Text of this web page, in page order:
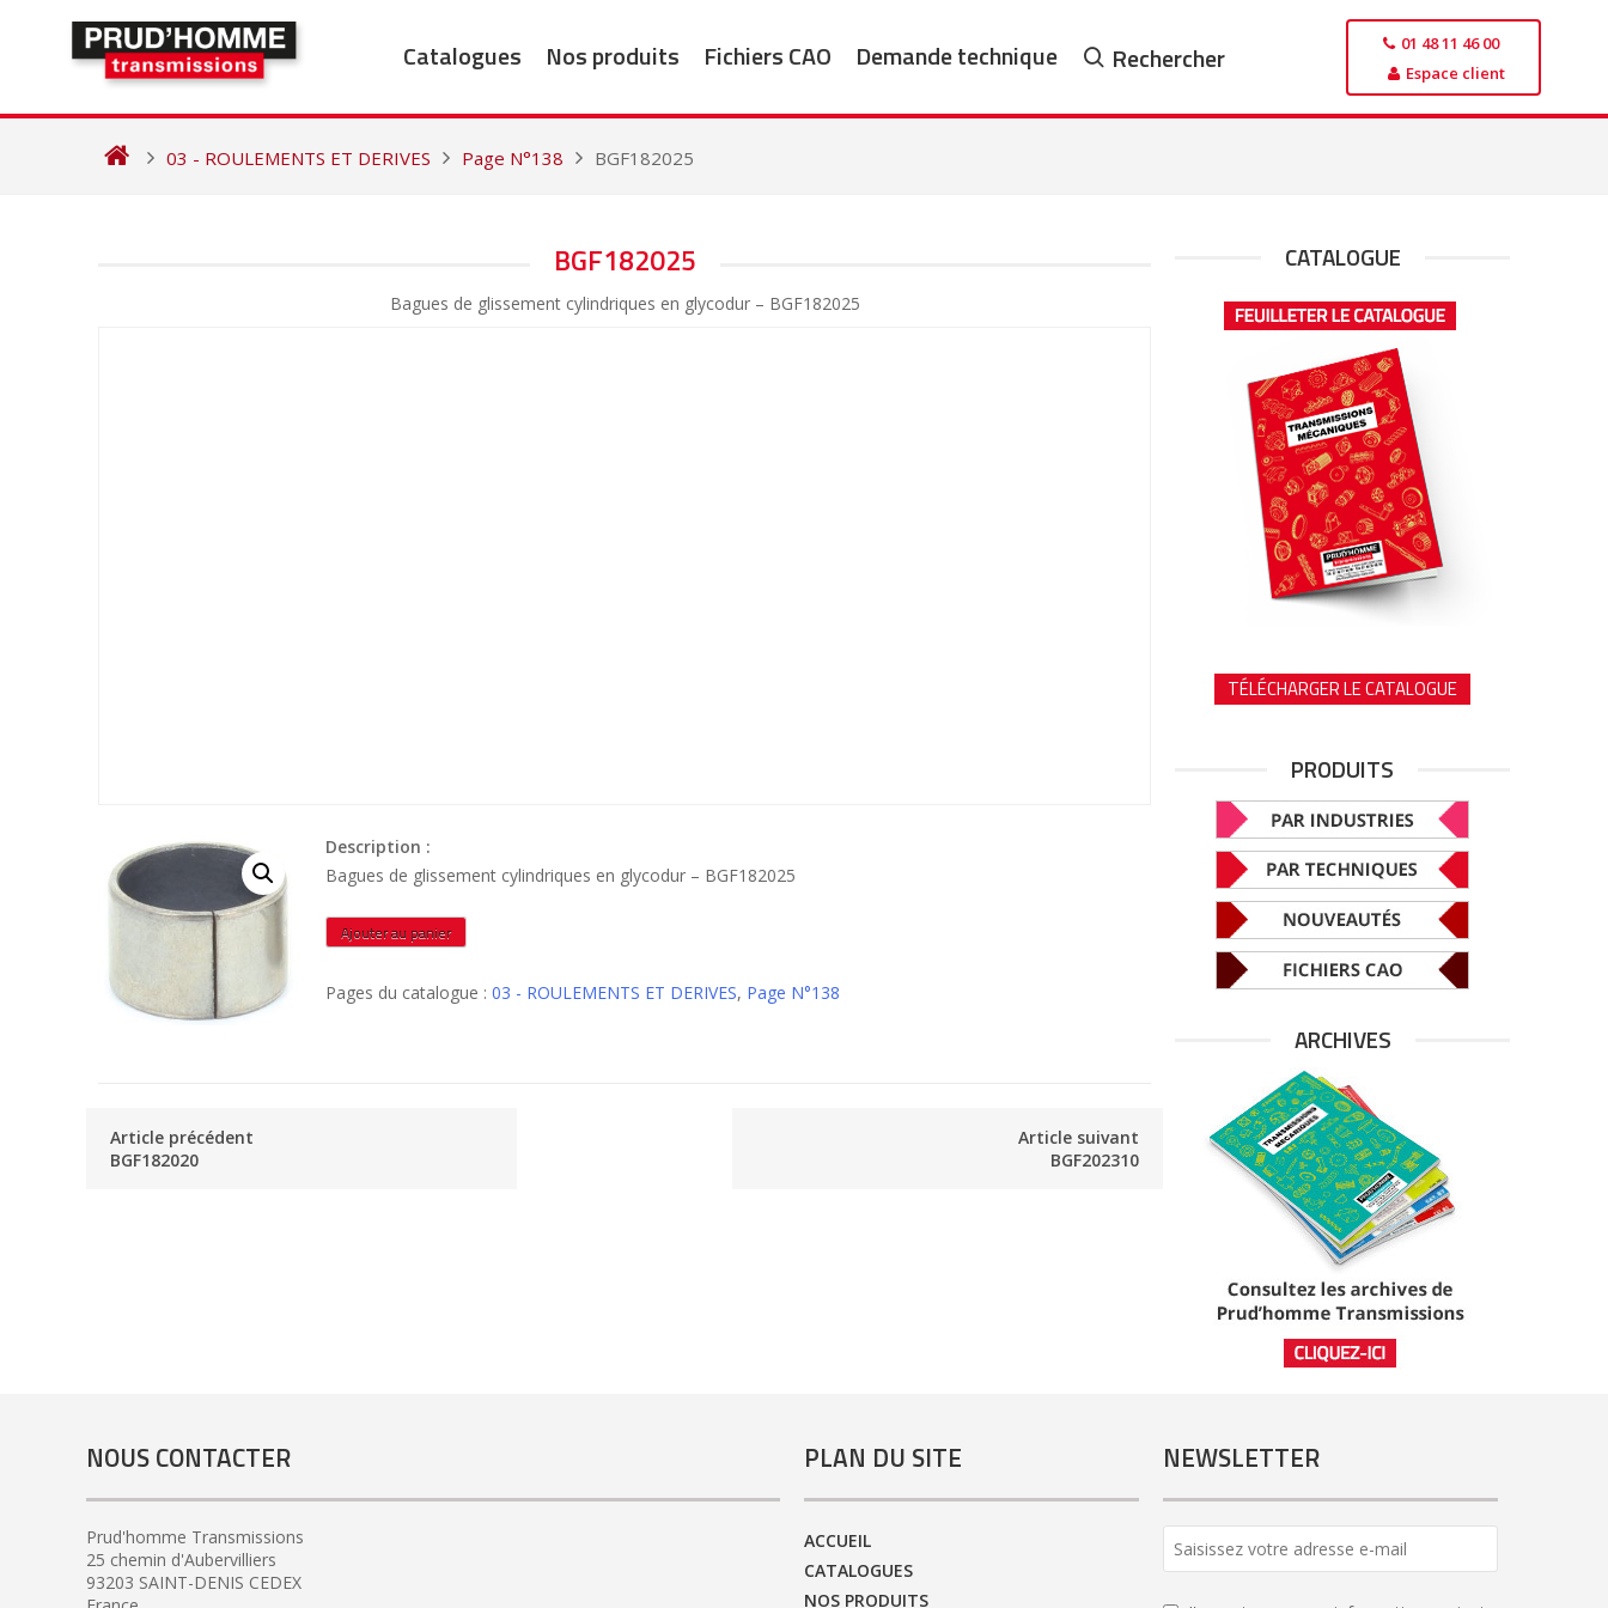
Catalogues Nos produits Fichiers CAO Demande technique Rechercher
01 48 11 46 00
Espace client
03 - ROULEMENTS ET DERIVES Page N°138 BGF182025
BGF182025
Bagues de glissement cylindriques en glycodur – BGF182025
Description :
Bagues de glissement cylindriques en glycodur – BGF182025
quantité
de
Ajouter au panier
Pages du catalogue : 03 - ROULEMENTS ET DERIVES, Page N°138
Article précédent
BGF182020
Article suivant
BGF202310
CATALOGUE
TÉLÉCHARGER LE CATALOGUE
PRODUITS
ARCHIVES
NOUS CONTACTER
Prud'homme Transmissions
25 chemin d'Aubervilliers
93203 SAINT-DENIS CEDEX
PLAN DU SITE
ACCUEIL
CATALOGUES
NOS PRODUITS
NEWSLETTER
Email *